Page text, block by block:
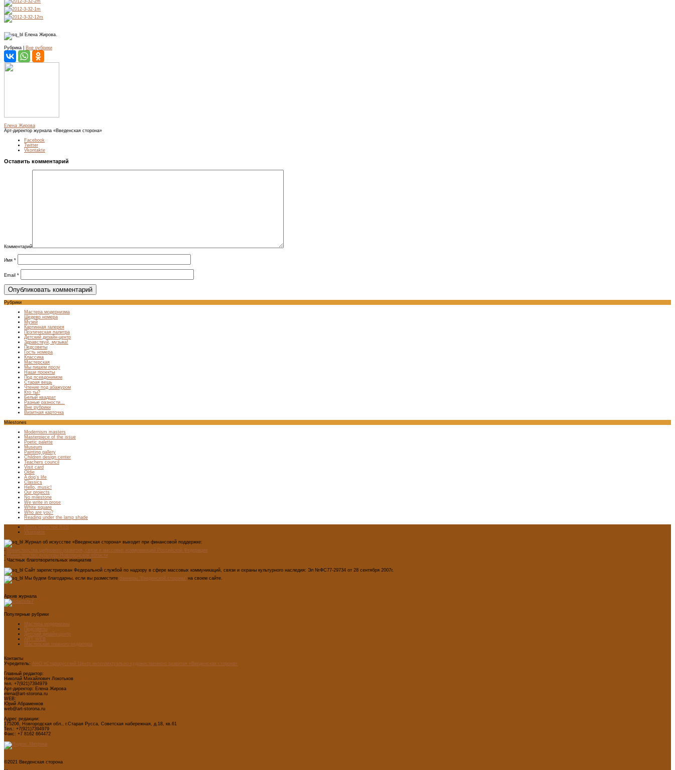
Елена Жирова.
Рубрика | Вне рубрики
Елена Жирова
Арт-директор журнала «Введенская сторона»
Facebook
Twitter
Vkontakte
Оставить комментарий
Комментарий
Имя *
Email *
Рубрики
Мастера модернизма
Шедевр номера
Музей
Картинная галерея
Поэтическая палитра
Детский дизайн-центр
Здравствуй, музыка!
Педсоветы
Гость номера
Классика
Мастерская
Мы пишем прозу
Наши проекты
Под псевдонимом
Старая вещь
Чтение под абажуром
Кто ты?
Белый квадрат
Разные разности…
Вне рубрики
Визитная карточка
Milestones
Modernism masters
Masterpiece of the issue
Poetic palette
Museum
Painting gallery
Children design center
Teachers council
Visit card
Oldie
A dog’s life
Classics
Hello, music!
Our projects
No milestone
We write in prose
White square
Who are you?
Reading under the lamp shade
Лента новостей RSS
Vkontakte
Журнал об искусстве «Введенская сторона» выходит при финансовой поддержке:
- Министерства цифрового развития, связи и массовых коммуникаций Российской Федерации
- Министерство культуры Новгородской области
- Частных благотворительных инициатив
Сайт зарегистрирован Федеральной службой по надзору в сфере массовых коммуникаций, связи и охраны культурного наследия: Эл №ФС77-29734 от 28 сентября 2007г.
Мы будем благодарны, если вы разместите баннеры "Введенской стороны" на своем сайте.
Архив журнала
Популярные рубрики
Мастера модернизма
Педсоветы
Детский дизайн-центр
ART WEB
Мастерская главного редактора
Контакты
Учредитель: АНО «Старорусский Центр интеллектуально-художественного развития «Введенская сторона»
Главный редактор:
Николай Михайлович Локотьков
тел. +7(921)7394979
Арт-директор: Елена Жирова
elena@art-storona.ru
WEB:
Юрий Абраменков
web@art-storona.ru
Адрес редакции:
175206, Новгородская обл., г.Старая Русса, Советская набережная, д.18, кв.61
Тел.: +7(921)7394979
Факс: +7 8162 664472
©2021 Введенская сторона